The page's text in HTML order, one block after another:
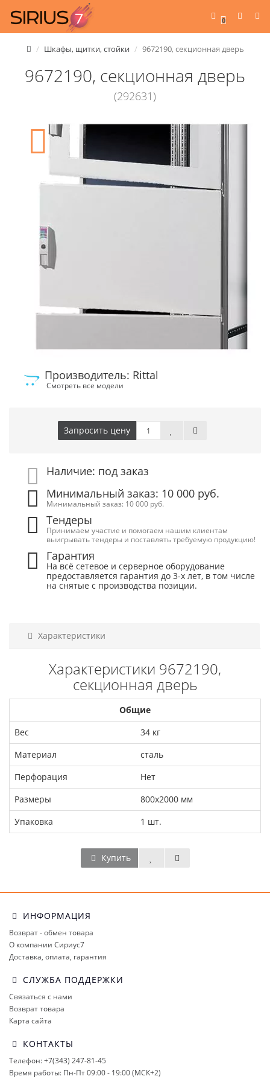
0
Шкафы, щитки, стойки 9672190, секционная дверь
9672190, секционная дверь
(292631)
Производитель: Rittal
Смотреть все модели
Запросить цену
Наличие: под заказ
Минимальный заказ: 10 000 руб.
Минимальный заказ: 10 000 руб.
Тендеры
Принимаем участие и помогаем нашим клиентам
выигрывать тендеры и поставлять требуемую продукцию!
Гарантия
На всё сетевое и серверное оборудование
предоставляется гарантия до 3-х лет, в том числе
на снятые с производства позиции.
Характеристики
Характеристики 9672190,
секционная дверь
Общие
Вес
34 кг
Материал
сталь
Перфорация
Нет
Размеры
800х2000 мм
Упаковка
1 шт.
Купить
ИНФОРМАЦИЯ
Возврат - обмен товара
О компании Сириус7
Доставка, оплата, гарантия
СЛУЖБА ПОДДЕРЖКИ
Связаться с нами
Возврат товара
Карта сайта
КОНТАКТЫ
Телефон: +7(343) 247-81-45
Время работы: Пн-Пт 09:00 - 19:00 (МСК+2)